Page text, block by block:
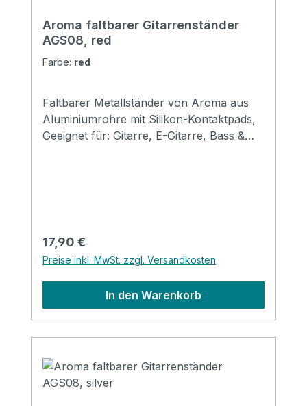
Aroma faltbarer Gitarrenständer
AGS08, red
Farbe: red
Faltbarer Metallständer von Aroma aus
Aluminiumrohre mit Silikon-Kontaktpads,
Geeignet für: Gitarre, E-Gitarre, Bass &
Regulärer Preis:
17,90 €
Preise inkl. MwSt. zzgl. Versandkosten
In den Warenkorb